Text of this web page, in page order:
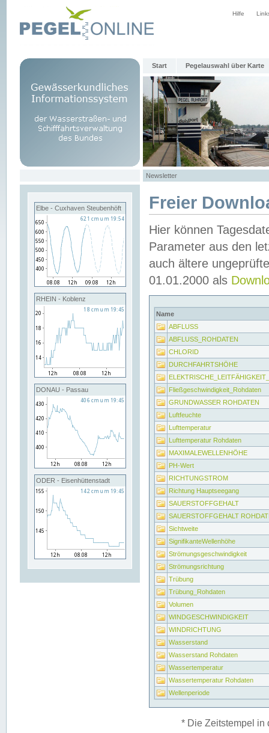
Hilfe
Start Pegelauswahl über Karte
Newsletter
Elbe - Cuxhaven Steubenhöft
RHEIN - Koblenz
DONAU - Passau
ODER - Eisenhüttenstadt
Freier
Hier können
Parameter aus den
auch ältere
01.01.2000 als
Name
ABFLUSS
ABFLUSS_ROHDATEN
CHLORID
DURCHFAHRTSHÖHE
Fließgeschwindigkeit_Rohdaten
GRUNDWASSER ROHDATEN
Luftfeuchte
Lufttemperatur
Lufttemperatur Rohdaten
MAXIMALEWELLENHÖHE
PH-Wert
RICHTUNGSTROM
Richtung Hauptseegang
SAUERSTOFFGEHALT
SAUERSTOFFGEHALT
Sichtweite
SignifikanteWellenhöhe
Strömungsgeschwindigkeit
Strömungsrichtung
Trübung
Trübung_Rohdaten
Volumen
WINDGESCHWINDIGKEIT
WINDRICHTUNG
Wasserstand
Wasserstand Rohdaten
Wassertemperatur
Wassertemperatur Rohdaten
Wellenperiode
* Die Zeitstempel in